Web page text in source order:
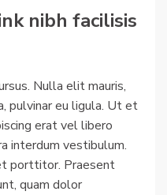
nibh facilisis
Nulla elit mauris,
pulvinar eu ligula. Ut et
erat vel libero
interdum vestibulum.
porttitor. Praesent
quam dolor